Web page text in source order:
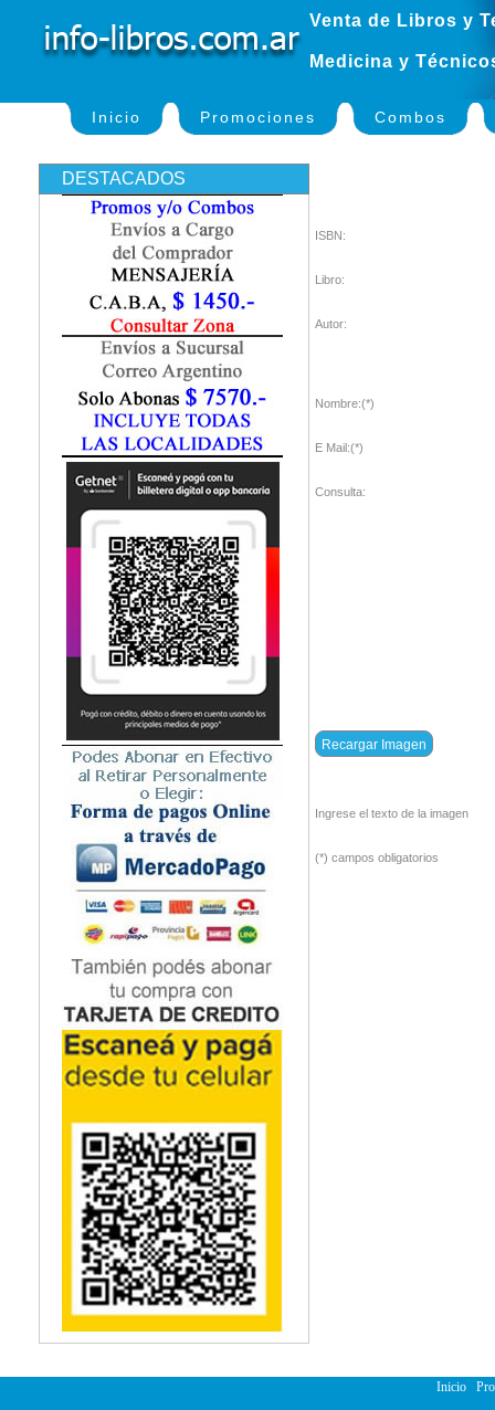
Venta de Libros y
Medicina y
Inicio Promociones Combos
DESTACADOS
ISBN:
Libro:
Autor:
Nombre:(*)
E Mail:(*)
Consulta:
Ingrese el texto de la imagen
(*) campos obligatorios
Inicio